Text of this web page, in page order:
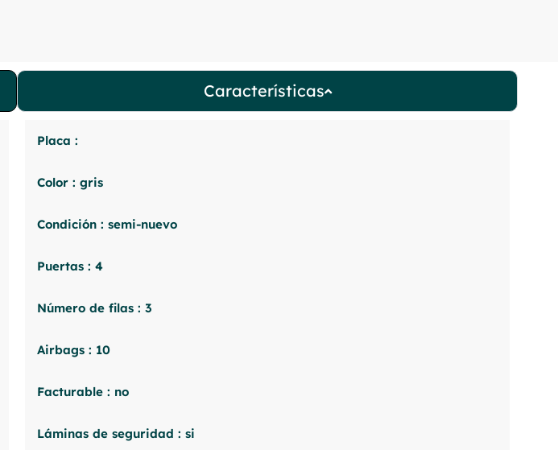
Características
Placa :
Color : gris
Condición : semi-nuevo
Puertas : 4
Número de filas : 3
Airbags : 10
Facturable : no
Láminas de seguridad : si